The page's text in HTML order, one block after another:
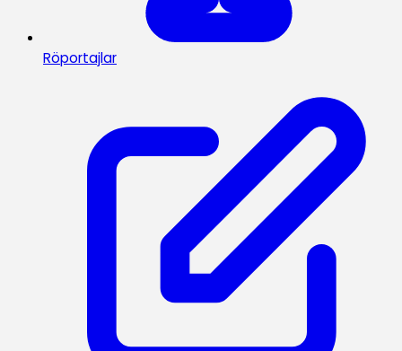
Röportajlar